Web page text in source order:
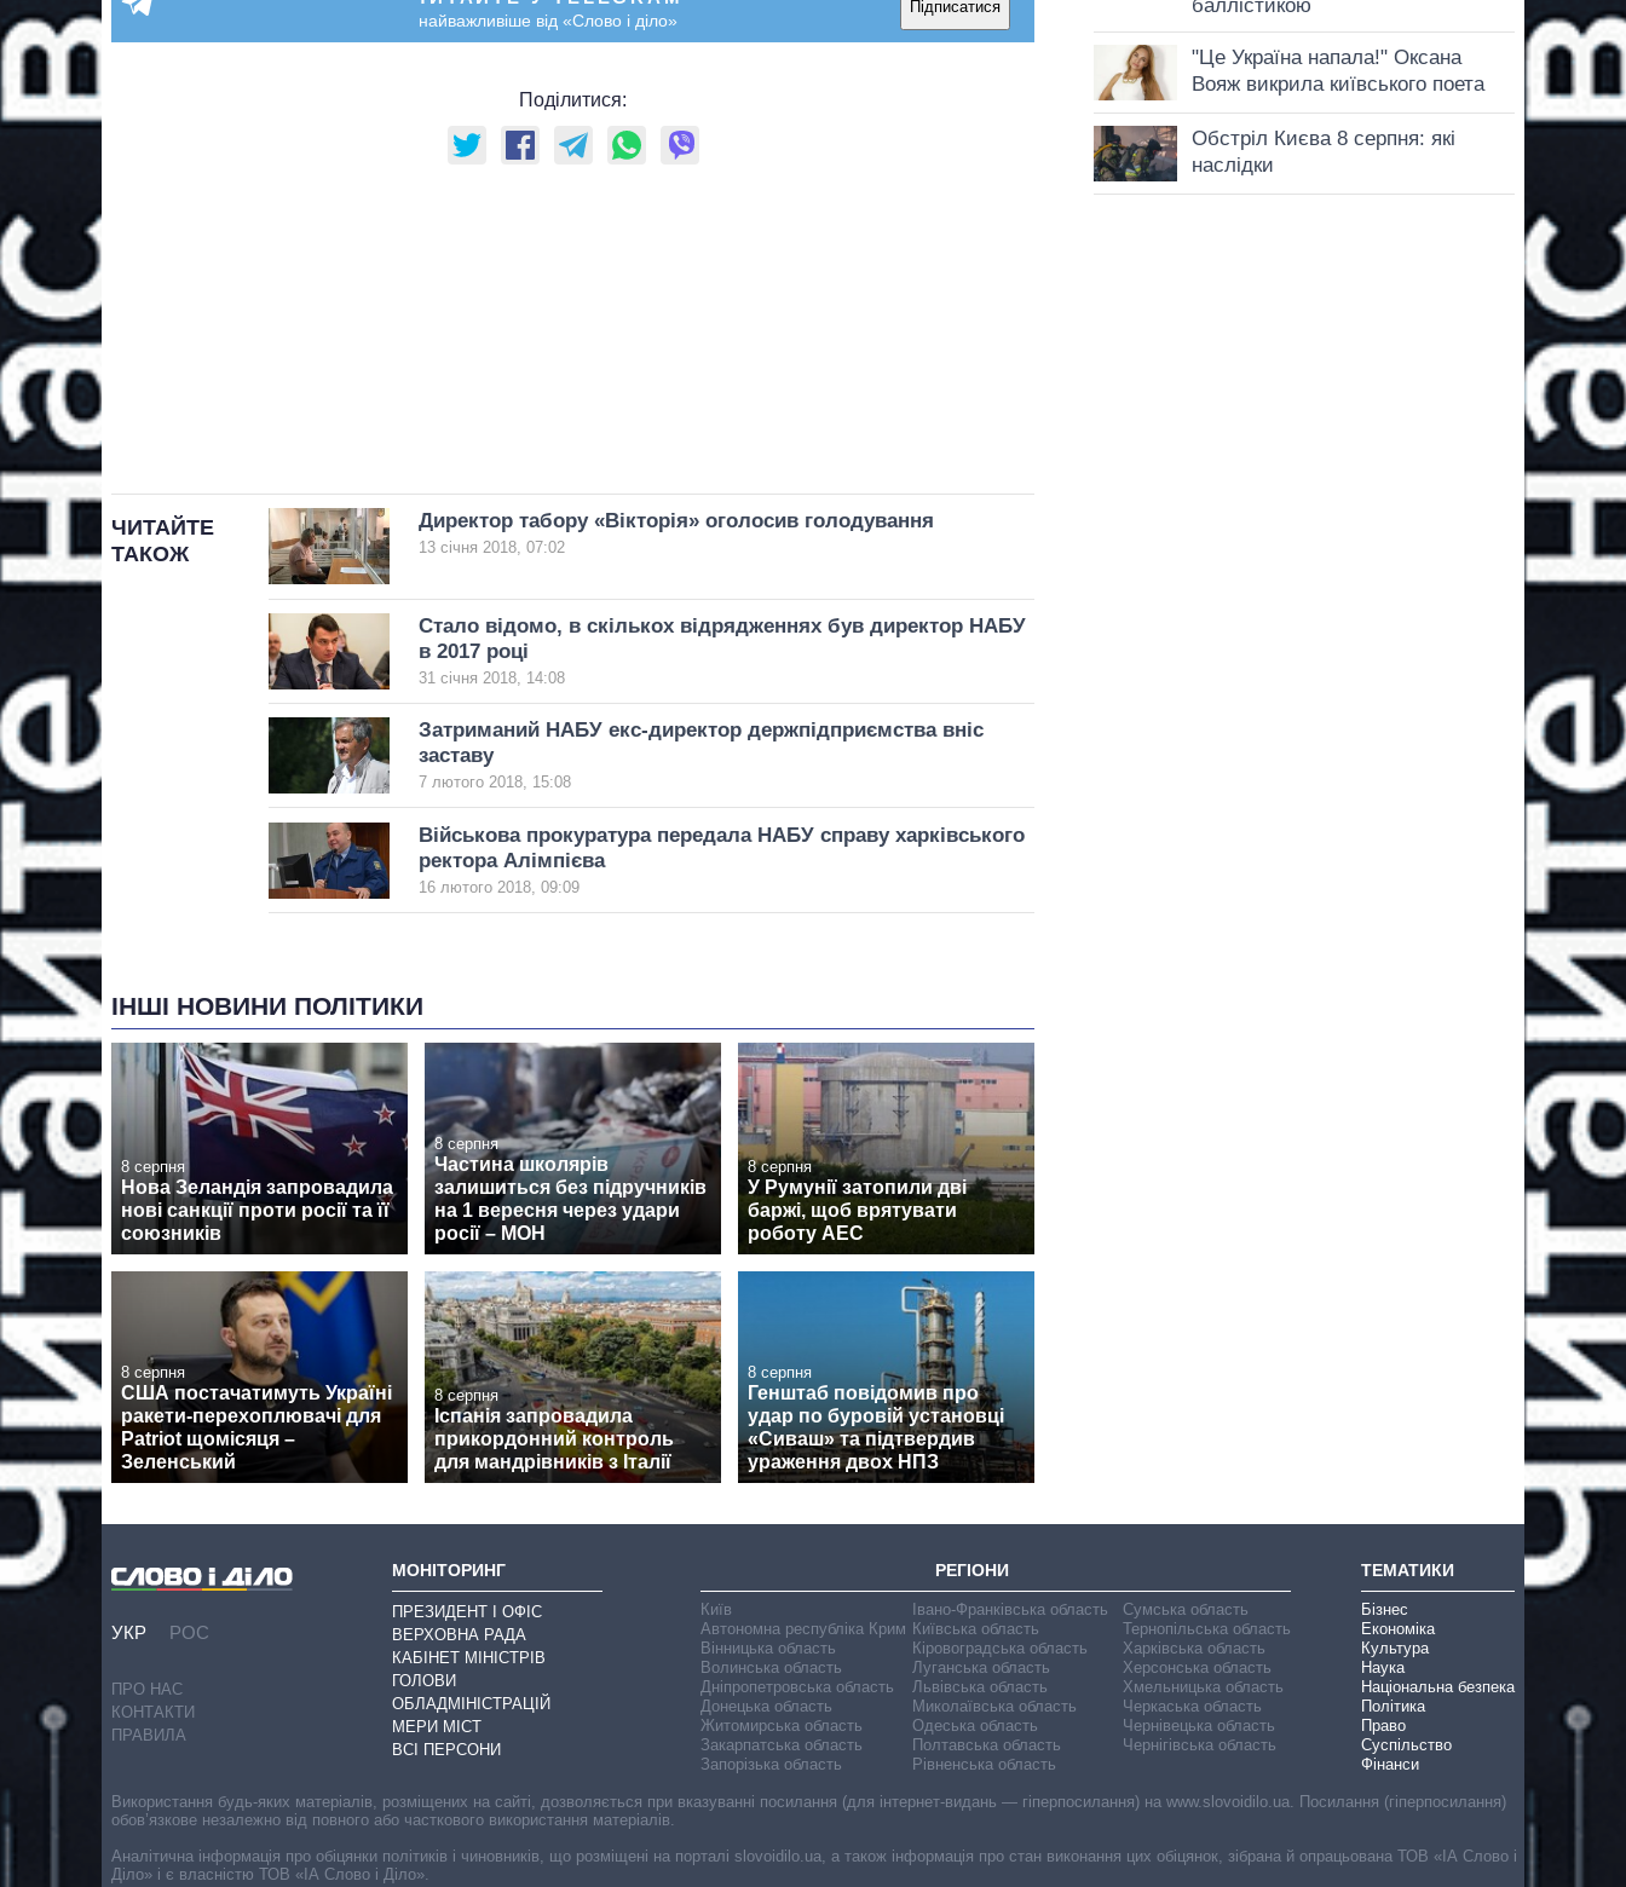
найважливіше від «Слово і діло»
Підписатися
Поділитися:
ЧИТАЙТЕ
ТАКОЖ
Директор табору «Вікторія» оголосив голодування
13 січня 2018, 07:02
Стало відомо, в скількох відрядженнях був директор НАБУ
в 2017 році
31 січня 2018, 14:08
Затриманий НАБУ екс-директор держпідприємства вніс
заставу
7 лютого 2018, 15:08
Військова прокуратура передала НАБУ справу харківського
ректора Алімпієва
16 лютого 2018, 09:09
ІНШІ НОВИНИ ПОЛІТИКИ
8 серпня
Нова Зеландія запровадила
нові санкції проти росії та її
союзників
8 серпня
Частина школярів
залишиться без підручників
на 1 вересня через удари
росії – МОН
8 серпня
У Румунії затопили дві
баржі, щоб врятувати
роботу АЕС
8 серпня
США постачатимуть Україні
ракети-перехоплювачі для
Patriot щомісяця –
Зеленський
8 серпня
Іспанія запровадила
прикордонний контроль
для мандрівників з Італії
8 серпня
Генштаб повідомив про
удар по буровій установці
«Сиваш» та підтвердив
ураження двох НПЗ
УКР РОС
ПРО НАС
КОНТАКТИ
ПРАВИЛА
МОНІТОРИНГ
ПРЕЗИДЕНТ І ОФІС
ВЕРХОВНА РАДА
КАБІНЕТ МІНІСТРІВ
ГОЛОВИ
ОБЛАДМІНІСТРАЦІЙ
МЕРИ МІСТ
ВСІ ПЕРСОНИ
РЕГІОНИ
Київ
Автономна республіка Крим
Вінницька область
Волинська область
Дніпропетровська область
Донецька область
Житомирська область
Закарпатська область
Запорізька область
Івано-Франківська область
Київська область
Кіровоградська область
Луганська область
Львівська область
Миколаївська область
Одеська область
Полтавська область
Рівненська область
Сумська область
Тернопільська область
Харківська область
Херсонська область
Хмельницька область
Черкаська область
Чернівецька область
Чернігівська область
ТЕМАТИКИ
Бізнес
Економіка
Культура
Наука
Національна безпека
Політика
Право
Суспільство
Фінанси
Використання будь-яких матеріалів, розміщених на сайті, дозволяється при вказуванні посилання (для інтернет-видань — гіперпосилання) на www.slovoidilo.ua. Посилання (гіперпосилання)
обов’язкове незалежно від повного або часткового використання матеріалів.
Аналітична інформація про обіцянки політиків і чиновників, що розміщені на порталі slovoidilo.ua, а також інформація про стан виконання цих обіцянок, зібрана й опрацьована ТОВ «ІА Слово і
Діло» і є власністю ТОВ «ІА Слово і Діло».